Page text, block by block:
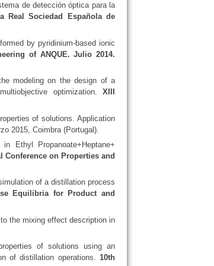
de detección óptica para la
Real Sociedad Española de
by pyridinium-based ionic
of ANQUE. Julio 2014.
modeling on the design of a
optimization. XIII
of solutions. Application
2015, Coimbra (Portugal).
in Ethyl Propanoate+Heptane+
Conference on Properties and
of a distillation process
Equilibria for Product and
the mixing effect description in
of solutions using an
of distillation operations. 10th